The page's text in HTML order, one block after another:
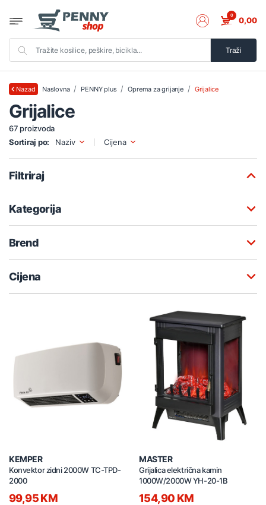
Traži
0 0,00
Nazad Naslovna PENNY plus Oprema za grijanje Grijalice
Grijalice
67 proizvoda
Sortiraj po:
Naziv Cijena
Filtriraj
Kategorija
Brend
Cijena
KEMPER
Konvektor zidni 2000W TC-TPD-
2000
99,95 KM
MASTER
Grijalica električna kamin
1000W/2000W YH-20-1B
154,90 KM